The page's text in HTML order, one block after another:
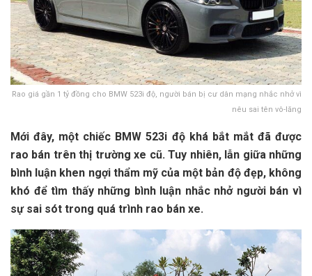
Rao giá gần 1 tỷ đồng cho BMW 523i độ, người bán bị cư dân mạng nhắc nhở vì
nêu sai tên vô-lăng
Mới đây, một chiếc BMW 523i độ khá bắt mắt đã được
rao bán trên thị trường xe cũ. Tuy nhiên, lẫn giữa những
bình luận khen ngợi thẩm mỹ của một bản độ đẹp, không
khó để tìm thấy những bình luận nhắc nhở người bán vì
sự sai sót trong quá trình rao bán xe.